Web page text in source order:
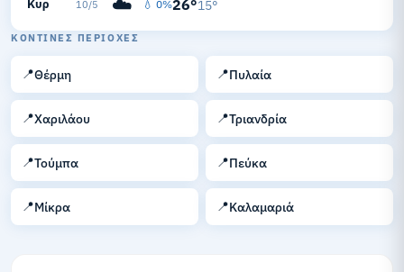
Κυρ 10/5 💧 0%26°15°
ΚΟΝΤΙΝΈΣ ΠΕΡΙΟΧΈΣ
📍Θέρμη 📍Πυλαία
📍Χαριλάου 📍Τριανδρία
📍Τούμπα 📍Πεύκα
📍Μίκρα 📍Καλαμαριά